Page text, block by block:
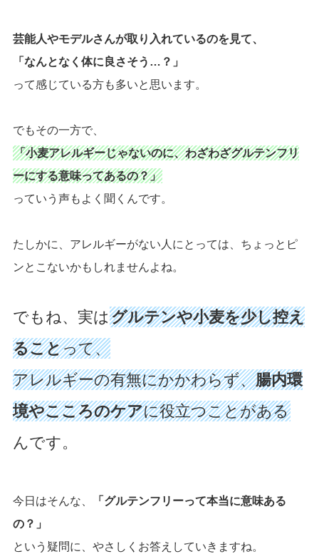
芸能人やモデルさんが取り入れているのを見て、
「なんとなく体に良さそう…？」
って感じている方も多いと思います。
でもその一方で、
「小麦アレルギーじゃないのに、わざわざグルテンフリ
ーにする意味ってあるの？」
っていう声もよく聞くんです。
たしかに、アレルギーがない人にとっては、ちょっとピ
ンとこないかもしれませんよね。
でもね、実はグルテンや小麦を少し控え
ることって、
アレルギーの有無にかかわらず、腸内環
境やこころのケアに役立つことがある
んです。
今日はそんな、
「グルテンフリーって本当に意味ある
の？」
という疑問に、やさしくお答えしていきますね。